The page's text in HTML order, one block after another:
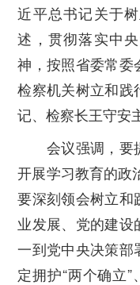
近平总书记关于
述，贯彻落实中
神，按照省委常委
检察机关树立和践
记、检察长王守安
会议强调， 要
开展学习教育的政
要深刻领会树立和
业发展、党的建
一到党中央决策部
定拥护“两个确立